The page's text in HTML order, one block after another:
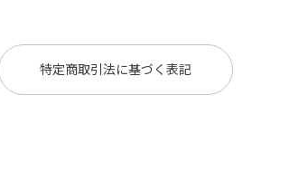
特定商取引法に基づく表記